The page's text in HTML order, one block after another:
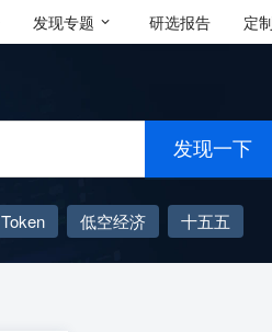
发现专题 研选报告 定
发现一下
Token 低空经济
十五五